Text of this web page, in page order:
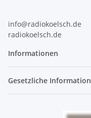
info@radiokoelsch.de
radiokoelsch.de
Informationen
Gesetzliche